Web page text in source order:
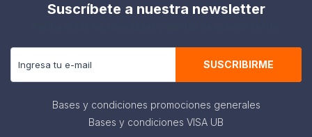
Suscríbete a nuestra newsletter
SUSCRIBIRME
Bases y condiciones promociones generales
Bases y condiciones VISA UB